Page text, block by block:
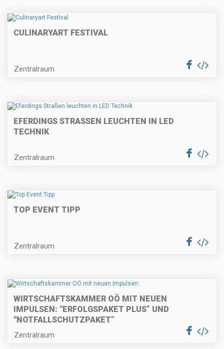
CULINARYART FESTIVAL
Zentralraum
EFERDINGS STRASSEN LEUCHTEN IN LED T
ECHNIK
Zentralraum
TOP EVENT TIPP
Zentralraum
WIRTSCHAFTSKAMMER OÖ MIT NEUEN
IMPULSEN: "ERFOLGSPAKET PLUS” UND
"NOTFALLSCHUTZPAKET”
Zentralraum